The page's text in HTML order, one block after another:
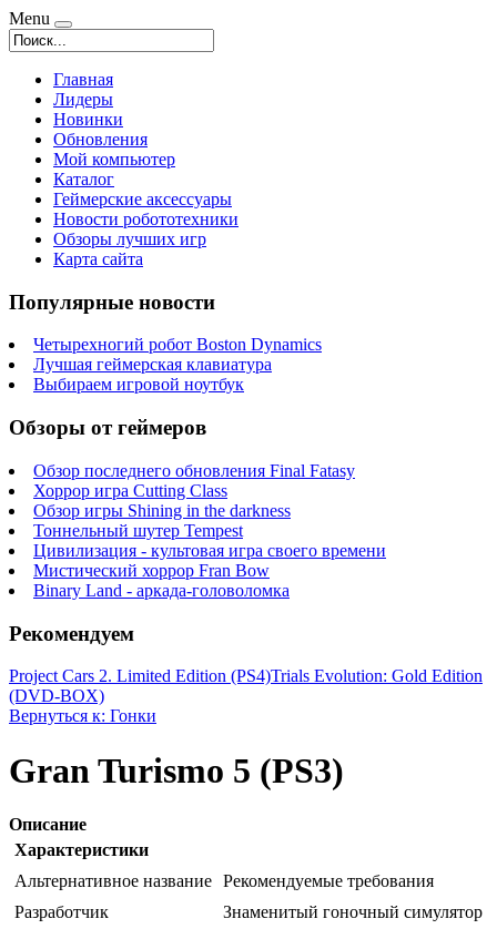
Menu
Главная
Лидеры
Новинки
Обновления
Мой компьютер
Каталог
Геймерские аксессуары
Новости робототехники
Обзоры лучших игр
Карта сайта
Популярные новости
Четырехногий робот Boston Dynamics
Лучшая геймерская клавиатура
Выбираем игровой ноутбук
Обзоры от геймеров
Обзор последнего обновления Final Fatasy
Хоррор игра Cutting Class
Обзор игры Shining in the darkness
Тоннельный шутер Tempest
Цивилизация - культовая игра своего времени
Мистический хоррор Fran Bow
Binary Land - аркада-головоломка
Рекомендуем
Project Cars 2. Limited Edition (PS4)Trials Evolution: Gold Edition
(DVD-BOX)
Вернуться к: Гонки
Gran Turismo 5 (PS3)
Описание
Характеристики
Альтернативное название Рекомендуемые требования
Разработчик
Знаменитый гоночный симулятор